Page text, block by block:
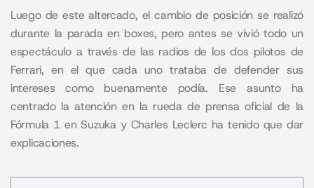
Luego de este altercado, el cambio de posición se realizó
durante la parada en boxes, pero antes se vivió todo un
espectáculo a través de las radios de los dos pilotos de
Ferrari, en el que cada uno trataba de defender sus
intereses como buenamente podía. Ese asunto ha
centrado la atención en la rueda de prensa oficial de la
Fórmula 1 en Suzuka y Charles Leclerc ha tenido que dar
explicaciones.